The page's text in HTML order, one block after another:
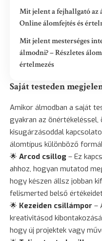
Mit jelent a fejhallgató az
Online álomfejtés és
Mit jelent mesterséges
álmodni? – Részletes
értelmezés
Saját testeden
Amikor álmodban a saját
gyakran az
kisugárzásoddal
álomtípus különböző
🌟 Arcod csillog – Ez
ahhoz, hogyan mutatod
hogy készen állsz jobban
felismerted belső
🌟 Kezeiden csillámpor –
kreativitásod
hogy új projektek vagy